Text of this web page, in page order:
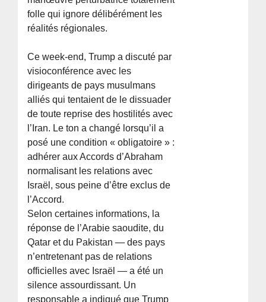
folle qui ignore délibérément les
réalités régionales.
Ce week-end, Trump a discuté par
visioconférence avec les
dirigeants de pays musulmans
alliés qui tentaient de le dissuader
de toute reprise des hostilités avec
l’Iran. Le ton a changé lorsqu’il a
posé une condition « obligatoire » :
adhérer aux Accords d’Abraham
normalisant les relations avec
Israël, sous peine d’être exclus de
l’Accord.
Selon certaines informations, la
réponse de l’Arabie saoudite, du
Qatar et du Pakistan — des pays
n’entretenant pas de relations
officielles avec Israël — a été un
silence assourdissant. Un
responsable a indiqué que Trump